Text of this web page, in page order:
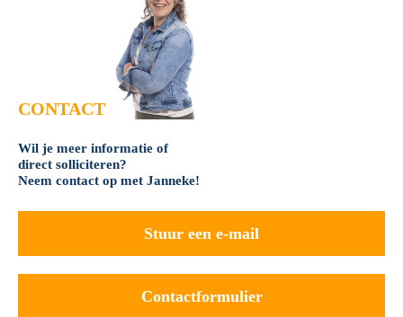
CONTACT
Wil je meer informatie of
direct solliciteren?
Neem contact op met Janneke!
Stuur een e-mail
Contactformulier